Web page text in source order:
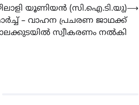
യൂണിയൻ (സി.ഐ.ടി.യു)
– വാഹന പ്രചരണ ജാഥക്ക്
സ്വീകരണം നൽകി
⟶